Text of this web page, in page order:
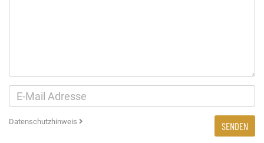
Datenschutzhinweis SENDEN